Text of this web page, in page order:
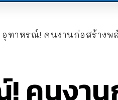
อุทาหรณ์! คนงานก่อสร้างพ
คนงา